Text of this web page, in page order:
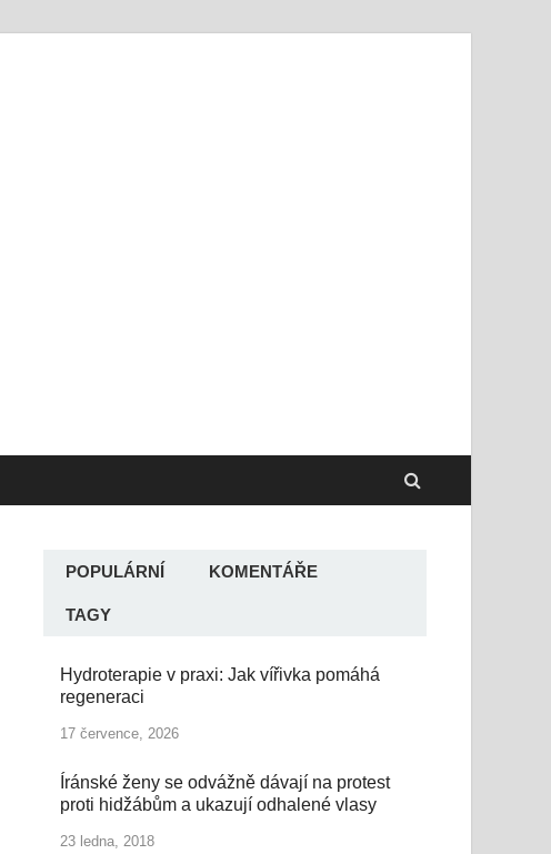
POPULÁRNÍ KOMENTÁŘE
TAGY
Hydroterapie v praxi: Jak vířivka pomáhá
regeneraci
17 července, 2026
Íránské ženy se odvážně dávají na protest
proti hidžábům a ukazují odhalené vlasy
23 ledna, 2018